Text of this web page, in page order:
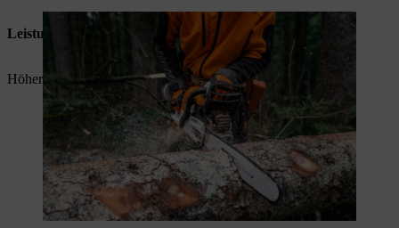
Leistungsfähiger
Höhere Maximaldrehzahl für eine verbesserte Performance.